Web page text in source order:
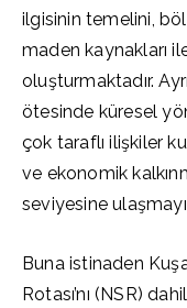
ilgisinin temelini,
maden kaynakları
oluşturmaktadır.
ötesinde küresel
çok taraflı ilişkiler
ve ekonomik
seviyesine
Buna istinaden
Rotası’nı (NSR)